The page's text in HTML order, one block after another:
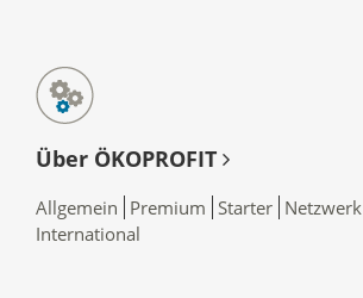
Über ÖKOPROFIT
Allgemein Premium Starter Netzwerk
International